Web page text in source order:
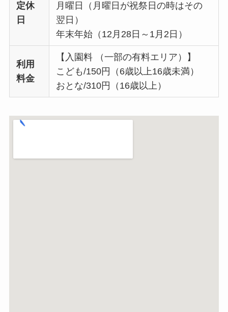
定休
日
月曜日（月曜日が祝祭日の時はその
翌日）
年末年始（12月28日～1月2日）
利用
料金
【入園料 （一部の有料エリア）】
こども/150円（6歳以上16歳未満）
おとな/310円（16歳以上）